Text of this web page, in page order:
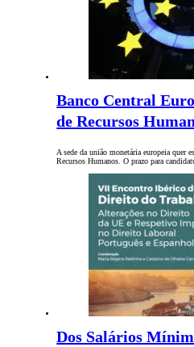
Banco Central
de Recursos
A sede da união monetária europeia quer
Recursos Humanos. O prazo para
Dos Salários